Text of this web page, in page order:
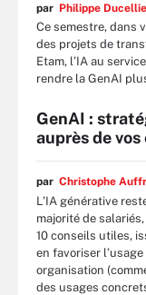
par Philippe
Ce semestre, dans
des projets de
Etam, l’IA au
rendre la GenAI
GenAI :
auprès de
par Christophe
L’IA générative
majorité de
10 conseils utiles,
en favoriser
organisation
des usages